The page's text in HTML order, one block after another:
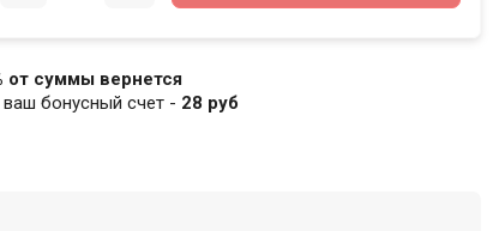
от суммы вернется
ваш бонусный счет - 28 руб